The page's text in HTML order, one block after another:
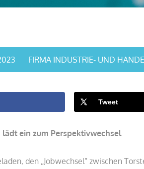
FIRMA INDUSTRIE- UND
Tweet
ein zum Perspektivwechsel
den „Jobwechsel” zwischen